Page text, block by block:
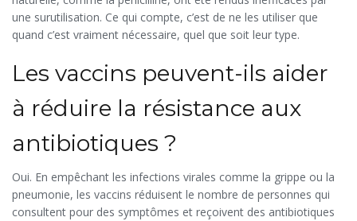
une surutilisation. Ce qui compte, c’est de ne les utiliser que
quand c’est vraiment nécessaire, quel que soit leur type.
Les vaccins peuvent-ils aider
à réduire la résistance aux
antibiotiques ?
Oui. En empêchant les infections virales comme la grippe ou la
pneumonie, les vaccins réduisent le nombre de personnes qui
consultent pour des symptômes et reçoivent des antibiotiques